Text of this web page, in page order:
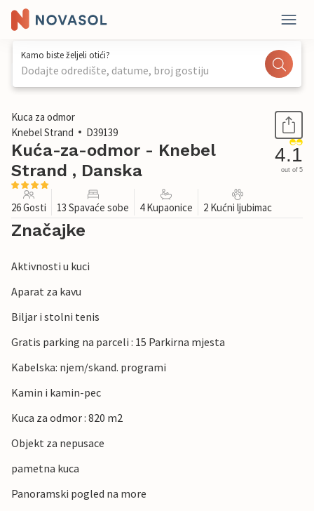
Kamo biste željeli otići?
Dodajte odredište, datume, broj gostiju
1 / 58
Kuca za odmor
Knebel Strand
D39139
Kuća-za-odmor - Knebel
Strand , Danska
4.1
out of 5
26 Gosti 13 Spavaće sobe 4 Kupaonice 2 Kućni ljubimac
Značajke
Aktivnosti u kuci
Aparat za kavu
Biljar i stolni tenis
Gratis parking na parceli : 15 Parkirna mjesta
Kabelska: njem/skand. programi
Kamin i kamin-pec
Kuca za odmor : 820 m2
Objekt za nepusace
pametna kuca
Panoramski pogled na more